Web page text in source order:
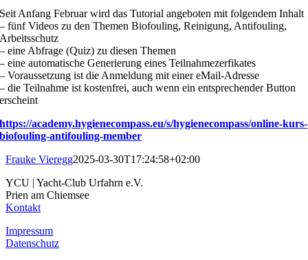
Seit Anfang Februar wird das Tutorial angeboten mit folgendem Inhalt
– fünf Videos zu den Themen Biofouling, Reinigung, Antifouling,
Arbeitsschutz
– eine Abfrage (Quiz) zu diesen Themen
– eine automatische Generierung eines Teilnahmezerfikates
– Voraussetzung ist die Anmeldung mit einer eMail-Adresse
– die Teilnahme ist kostenfrei, auch wenn ein entsprechender Button
erscheint
https://academy.hygienecompass.eu/s/hygienecompass/online-kurs-
biofouling-antifouling-member
Frauke Vieregg2025-03-30T17:24:58+02:00
YCU | Yacht-Club Urfahrn e.V.
Prien am Chiemsee
Kontakt
Impressum
Datenschutz